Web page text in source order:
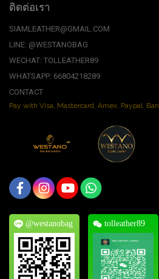
ติดต่อเรา
SIAMLEATHER@GMAIL.COM
LINE: @WESTANOBAG
WECHAT: TOLLEATHER89
WHATSAPP: 66804218289
CONTACT
Pay with Visa, Mastercard, Amex. Paypal.
@westanobag tolleather89